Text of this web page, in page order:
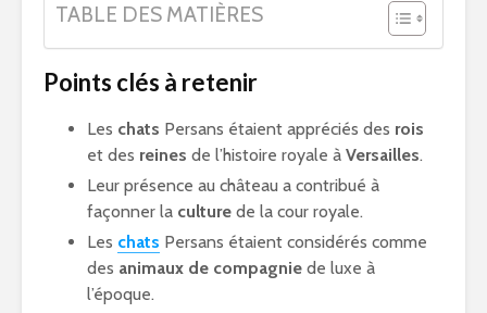
TABLE DES MATIÈRES
Points clés à retenir
Les chats Persans étaient appréciés des rois
et des reines de l’histoire royale à Versailles.
Leur présence au château a contribué à
façonner la culture de la cour royale.
Les chats Persans étaient considérés comme
des animaux de compagnie de luxe à
l’époque.